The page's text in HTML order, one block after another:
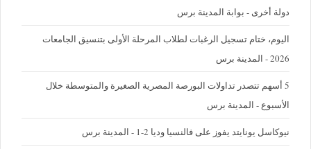
دولة أخرى - بوابة المدينة برس
اليوم، ختام تسجيل الرغبات لطلاب المرحلة الأولى بتنسيق الجامعات
2026 - المدينة برس
5 أسهم تتصدر تداولات البورصة المصرية الصغيرة والمتوسطة خلال
الأسبوع - المدينة برس
نيوكاسل يونايتد يفوز على فالنسيا وديا 2-1 - المدينة برس